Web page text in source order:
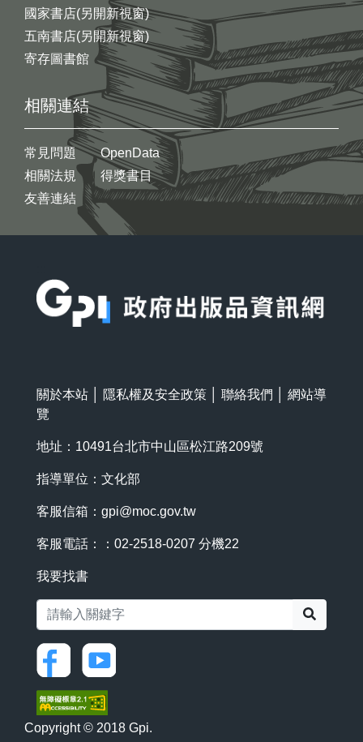
國家書店(另開新視窗)
五南書店(另開新視窗)
寄存圖書館
相關連結
常見問題
相關法規
友善連結
OpenData
得獎書目
關於本站 隱私權及安全政策 聯絡我們
網站導
覽
地址：10491台北市中山區松江路209號
指導單位：文化部
客服信箱： gpi@moc.gov.tw
客服電話：：02-2518-0207 分機22
我要找書
Copyright © 2018 Gpi.